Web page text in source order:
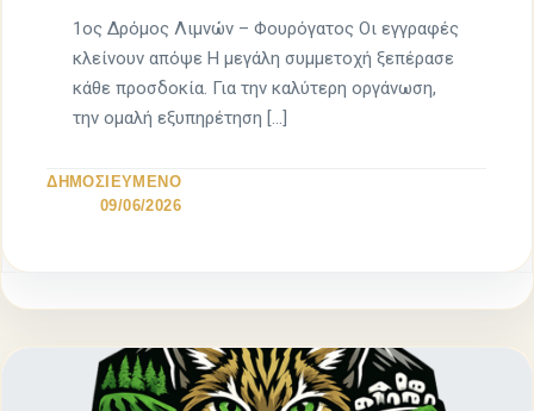
1ος Δρόμος Λιμνών – Φουρόγατος Οι εγγραφές
κλείνουν απόψε Η μεγάλη συμμετοχή ξεπέρασε
κάθε προσδοκία. Για την καλύτερη οργάνωση,
την ομαλή εξυπηρέτηση […]
ΔΗΜΟΣΙΕΥΜΕΝΟ
09/06/2026